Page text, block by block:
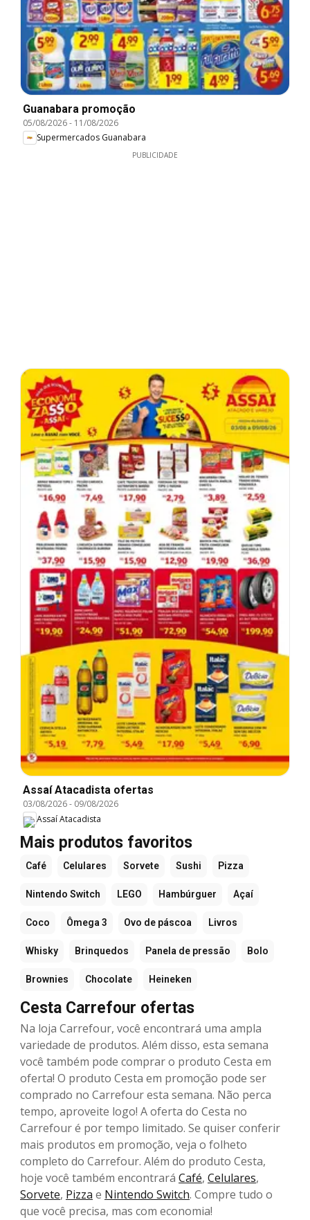
Guanabara promoção
05/08/2026- 11/08/2026
Supermercados Guanabara
PUBLICIDADE
Assaí Atacadista ofertas
03/08/2026- 09/08/2026
Assaí Atacadista
Mais produtos favoritos
Café Celulares Sorvete Sushi Pizza
Nintendo Switch LEGO Hambúrguer Açaí
Coco Ômega 3 Ovo de páscoa Livros
Whisky Brinquedos Panela de pressão Bolo
Brownies Chocolate Heineken
Cesta Carrefour ofertas
Na loja Carrefour, você encontrará uma ampla
variedade de produtos. Além disso, esta semana
você também pode comprar o produto Cesta em
oferta! O produto Cesta em promoção pode ser
comprado no Carrefour esta semana. Não perca
tempo, aproveite logo! A oferta do Cesta no
Carrefour é por tempo limitado. Se quiser conferir
mais produtos em promoção, veja o folheto
completo do Carrefour. Além do produto Cesta,
hoje você também encontrará Café, Celulares,
Sorvete, Pizza e Nintendo Switch. Compre tudo o
que você precisa, mas com economia!